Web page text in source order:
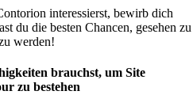
interessierst, bewirb dich
du die besten Chancen, gesehen zu
werden!
brauchst, um Site
zu bestehen